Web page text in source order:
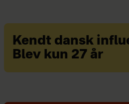
Kendt dansk
Blev kun 27 år